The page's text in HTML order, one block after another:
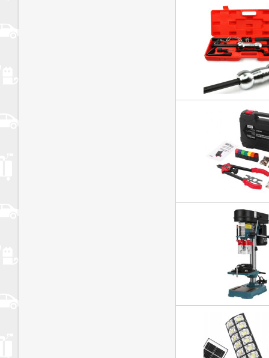
danom (ponedjeljak – petak) bit će odmah obrađene, a
roku 3 radna dana na kopnu odnosno do 5 radnih dana
subotom, nedjeljom i državnim blagdanima prikup pošiljke
radni dan, a pošiljka će biti dostavljena najkasnije u roku 3
Proizvodi kojih više nema na zalihi: Ispričavamo se zbog
prouzročiti. Ako vaš proizvod nemamo na zalihi,
otkazati narudžbu, djelomično otkazati ili pričekati da
maksimalno ažurirati web stranicu kako biste odmah znali
za koji je potrebno čekati do najviše 2 tjedna od